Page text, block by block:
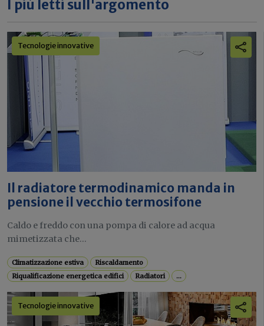
I più letti sull'argomento
Tecnologie innovative
Il radiatore termodinamico manda in
pensione il vecchio termosifone
Caldo e freddo con una pompa di calore ad acqua
mimetizzata che...
Climatizzazione estiva
Riscaldamento
Riqualificazione energetica edifici
Radiatori ...
Tecnologie innovative